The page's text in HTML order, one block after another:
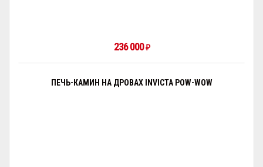
236 000 ₽
ПЕЧЬ-КАМИН НА ДРОВАХ INVICTA POW-WOW